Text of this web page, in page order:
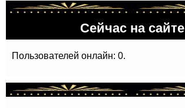
Сейчас на сайте
Пользователей онлайн: 0.